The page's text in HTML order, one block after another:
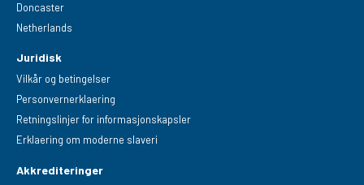
Doncaster
Netherlands
Juridisk
Vilkår og betingelser
Personvernerklaering
Retningslinjer for informasjonskapsler
Erklaering om moderne slaveri
Akkrediteringer